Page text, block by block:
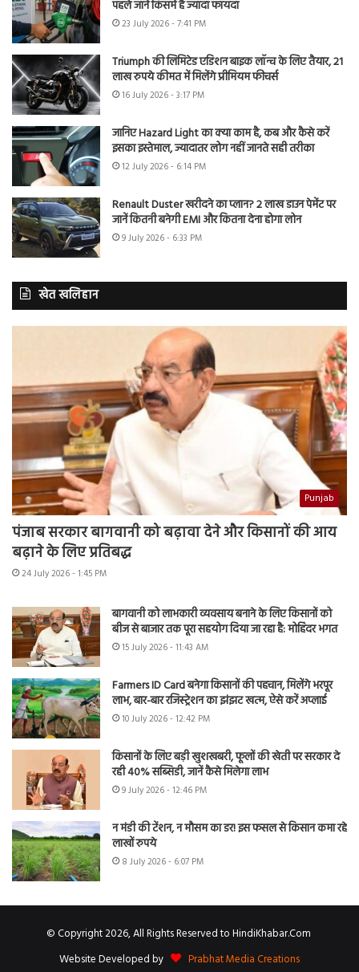
पहले जानें किसमें है ज्यादा फायदा
23 July 2026 - 7:41 PM
Triumph की लिमिटेड एडिशन बाइक लॉन्च के लिए तैयार, 21
लाख रुपये कीमत में मिलेंगे प्रीमियम फीचर्स
16 July 2026 - 3:17 PM
जानिए Hazard Light का क्या काम है, कब और कैसे करें
इसका इस्तेमाल, ज्यादातर लोग नहीं जानते सही तरीका
12 July 2026 - 6:14 PM
Renault Duster खरीदने का प्लान? 2 लाख डाउन पेमेंट पर
जानें कितनी बनेगी EMI और कितना देना होगा लोन
9 July 2026 - 6:33 PM
खेत खलिहान
Punjab
पंजाब सरकार बागवानी को बढ़ावा देने और किसानों की आय
बढ़ाने के लिए प्रतिबद्ध
24 July 2026 - 1:45 PM
बागवानी को लाभकारी व्यवसाय बनाने के लिए किसानों को
बीज से बाजार तक पूरा सहयोग दिया जा रहा है: मोहिंदर भगत
15 July 2026 - 11:43 AM
Farmers ID Card बनेगा किसानों की पहचान, मिलेंगे भरपूर
लाभ, बार-बार रजिस्ट्रेशन का झंझट खत्म, ऐसे करें अप्लाई
10 July 2026 - 12:42 PM
किसानों के लिए बड़ी खुशखबरी, फूलों की खेती पर सरकार दे
रही 40% सब्सिडी, जानें कैसे मिलेगा लाभ
9 July 2026 - 12:46 PM
न मंडी की टेंशन, न मौसम का डर! इस फसल से किसान कमा रहे
लाखों रुपये
8 July 2026 - 6:07 PM
© Copyright 2026, All Rights Reserved to HindiKhabar.Com
Website Developed by
Prabhat Media Creations